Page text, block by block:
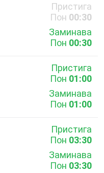
Пристига
Пон 00:30
Заминава
Пон 00:30
Пристига
Пон 01:00
Заминава
Пон 01:00
Пристига
Пон 03:30
Заминава
Пон 03:30